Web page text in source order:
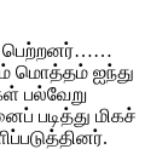
பெற்றனர்……
மொத்தம் ஐந்து
பல்வேறு
படித்து மிகச்